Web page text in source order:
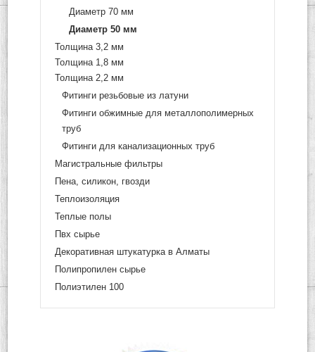
Диаметр 70 мм
Диаметр 50 мм
Толщина 3,2 мм
Толщина 1,8 мм
Толщина 2,2 мм
Фитинги резьбовые из латуни
Фитинги обжимные для металлополимерных
труб
Фитинги для канализационных труб
Магистральные фильтры
Пена, силикон, гвозди
Теплоизоляция
Теплые полы
Пвх сырье
Декоративная штукатурка в Алматы
Полипропилен сырье
Полиэтилен 100